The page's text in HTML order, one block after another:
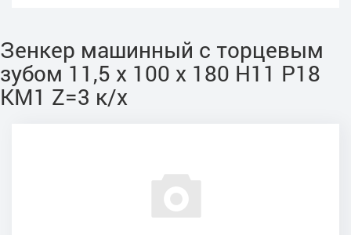
Зенкер машинный с торцевым
зубом 11,5 х 100 х 180 Н11 Р18
КМ1 Z=3 к/х